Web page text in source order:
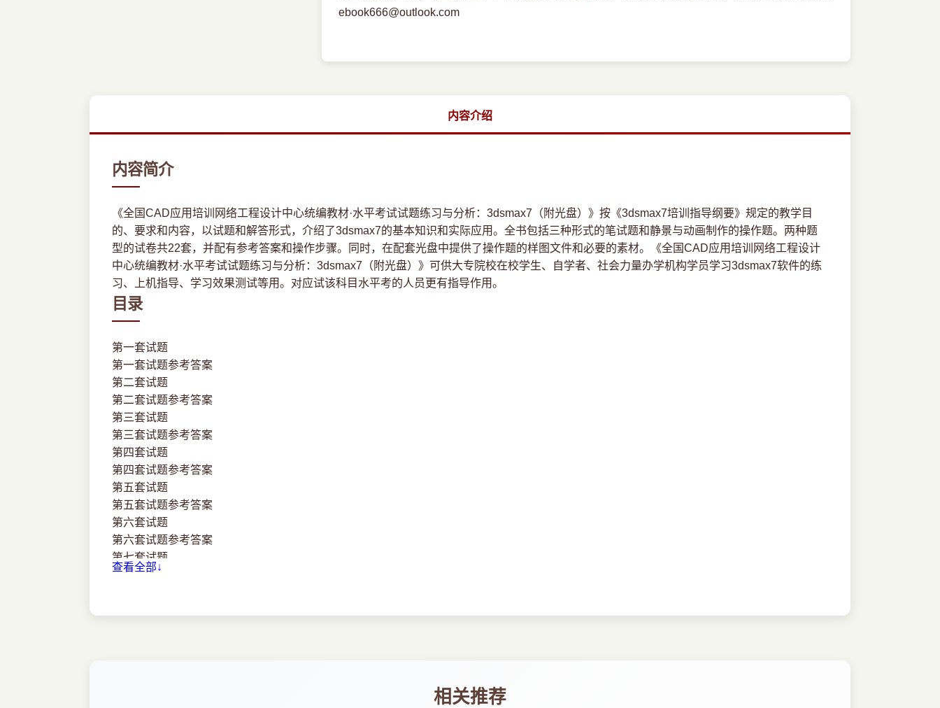
ebook666@outlook.com
内容介绍
内容简介
《全国CAD应用培训网络工程设计中心统编教材·水平考试试题练习与分析：3dsmax7（附光盘）》按《3dsmax7培训指导纲要》规定的教学目
的、要求和内容，以试题和解答形式，介绍了3dsmax7的基本知识和实际应用。全书包括三种形式的笔试题和静景与动画制作的操作题。两种题
型的试卷共22套，并配有参考答案和操作步骤。同时，在配套光盘中提供了操作题的样图文件和必要的素材。《全国CAD应用培训网络工程设计
中心统编教材·水平考试试题练习与分析：3dsmax7（附光盘）》可供大专院校在校学生、自学者、社会力量办学机构学员学习3dsmax7软件的练
习、上机指导、学习效果测试等用。对应试该科目水平考的人员更有指导作用。
目录
第一套试题
第一套试题参考答案
第二套试题
第二套试题参考答案
第三套试题
第三套试题参考答案
第四套试题
第四套试题参考答案
第五套试题
第五套试题参考答案
第六套试题
第六套试题参考答案
第七套试题
第七套试题参考答案
查看全部↓
相关推荐